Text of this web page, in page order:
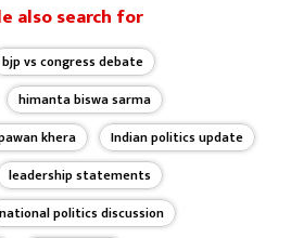
also search for
bjp vs congress debate
himanta biswa sarma
khera
Indian politics update
leadership statements
national politics discussion